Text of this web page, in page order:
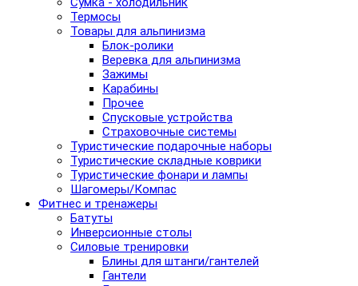
Термосы
Товары для альпинизма
Блок-ролики
Веревка для альпинизма
Зажимы
Карабины
Прочее
Спусковые устройства
Страховочные системы
Туристические подарочные наборы
Туристические складные коврики
Туристические фонари и лампы
Шагомеры/Компас
Фитнес и тренажеры
Батуты
Инверсионные столы
Силовые тренировки
Блины для штанги/гантелей
Гантели